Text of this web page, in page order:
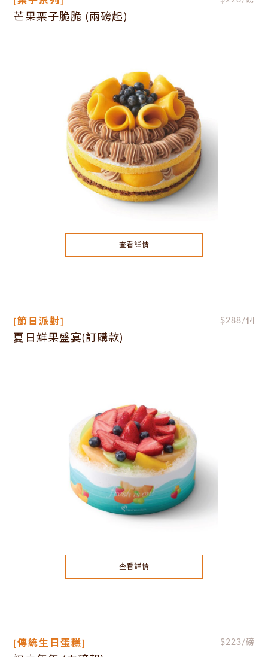
芒果栗子脆脆 (兩磅起)
查看詳情
[節日派對] $288/個
夏日鮮果盛宴(訂購款)
查看詳情
[傳統生日蛋糕] $223/磅